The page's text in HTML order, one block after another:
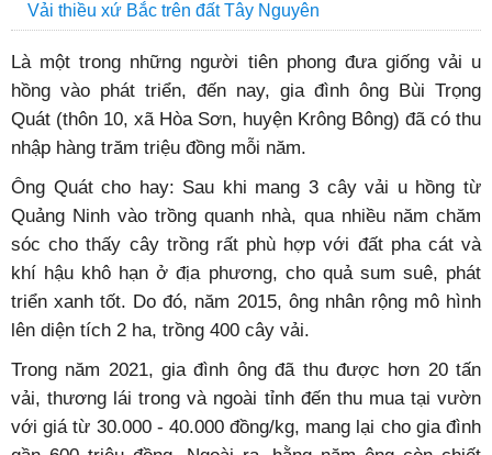
Vải thiều xứ Bắc trên đất Tây Nguyên
Là một trong những người tiên phong đưa giống vải u
hồng vào phát triển, đến nay, gia đình ông Bùi Trọng
Quát (thôn 10, xã Hòa Sơn, huyện Krông Bông) đã có thu
nhập hàng trăm triệu đồng mỗi năm.
Ông Quát cho hay: Sau khi mang 3 cây vải u hồng từ
Quảng Ninh vào trồng quanh nhà, qua nhiều năm chăm
sóc cho thấy cây trồng rất phù hợp với đất pha cát và
khí hậu khô hạn ở địa phương, cho quả sum suê, phát
triển xanh tốt. Do đó, năm 2015, ông nhân rộng mô hình
lên diện tích 2 ha, trồng 400 cây vải.
Trong năm 2021, gia đình ông đã thu được hơn 20 tấn
vải, thương lái trong và ngoài tỉnh đến thu mua tại vườn
với giá từ 30.000 - 40.000 đồng/kg, mang lại cho gia đình